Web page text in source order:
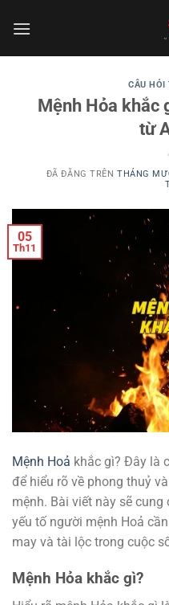
đến
CÂU HỎI
Mệnh Hỏa khắc
từ
ĐÃ ĐĂNG TRÊNTHÁNG
05
Th11
Mệnh Hoả khắc gì? Đây là
để hiểu rõ về phong thuỷ
mệnh. Bài viết này sẽ
yếu tố người mệnh Hoả
may và tài lộc trong cuộc
Mệnh Hỏa khắc gì?